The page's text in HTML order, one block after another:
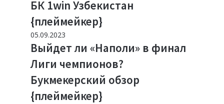
БК 1win Узбекистан
{плеймейкер}
05.09.2023
Выйдет ли «Наполи» в финал
Лиги чемпионов?
Букмекерский обзор
{плеймейкер}